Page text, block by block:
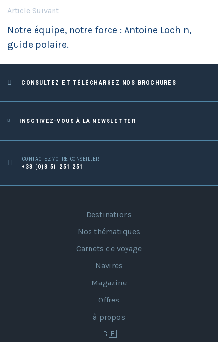
Article Suivant
Notre équipe, notre force : Antoine Lochin,
guide polaire.
CONSULTEZ ET TÉLÉCHARGEZ NOS BROCHURES
INSCRIVEZ-VOUS À LA NEWSLETTER
CONTACTEZ VOTRE CONSEILLER
+33 (0)3 51 251 251
Destinations
Nos thématiques
Carnets de voyage
Navires
Magazine
Offres
à propos
🇬🇧